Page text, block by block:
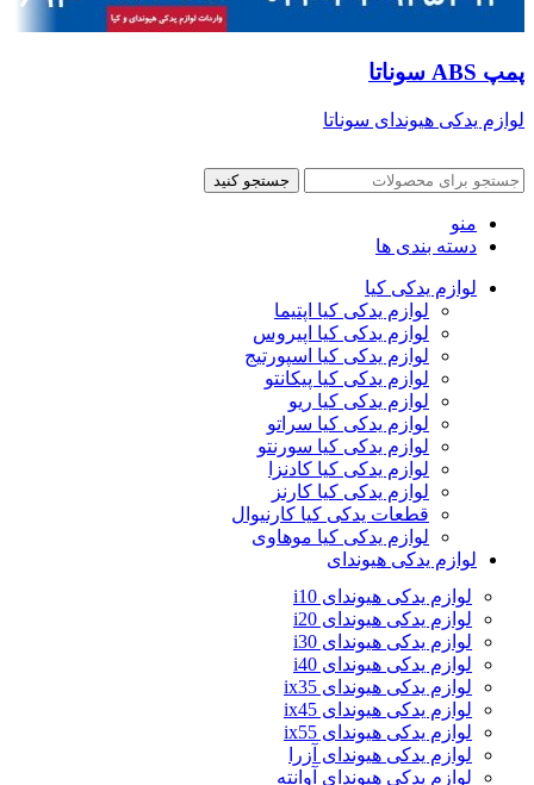
پمپ ABS سوناتا
لوازم یدکی هیوندای سوناتا
جستجو کنید
منو
دسته بندی ها
لوازم یدکی کیا
لوازم یدکی کیا اپتیما
لوازم یدکی کیا اپیروس
لوازم یدکی کیا اسپورتیج
لوازم یدکی کیا پیکانتو
لوازم یدکی کیا ریو
لوازم یدکی کیا سراتو
لوازم یدکی کیا سورنتو
لوازم یدکی کیا کادنزا
لوازم یدکی کیا کارنز
قطعات یدکی کیا کارنیوال
لوازم یدکی کیا موهاوی
لوازم یدکی هیوندای
لوازم یدکی هیوندای i10
لوازم یدکی هیوندای i20
لوازم یدکی هیوندای i30
لوازم یدکی هیوندای i40
لوازم یدکی هیوندای ix35
لوازم یدکی هیوندای ix45
لوازم یدکی هیوندای ix55
لوازم یدکی هیوندای آزرا
لوازم یدکی هیوندای آوانته